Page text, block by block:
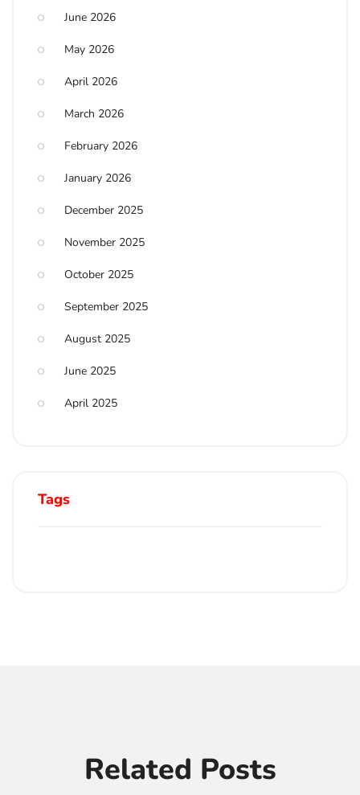
June 2026
May 2026
April 2026
March 2026
February 2026
January 2026
December 2025
November 2025
October 2025
September 2025
August 2025
June 2025
April 2025
Tags
Related Posts